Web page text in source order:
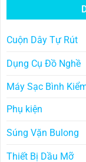
Cuộn Dây Tự Rút
Dụng Cụ Đồ Nghề
Máy Sạc Bình
Phụ kiện
Súng Vặn Bulong
Thiết Bị Dầu Mỡ